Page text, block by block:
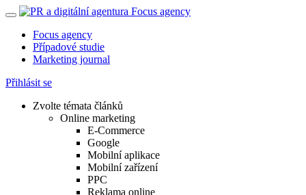
Focus agency
Případové studie
Marketing journal
Přihlásit se
Zvolte témata článků
Online marketing
E-Commerce
Google
Mobilní aplikace
Mobilní zařízení
PPC
Reklama online